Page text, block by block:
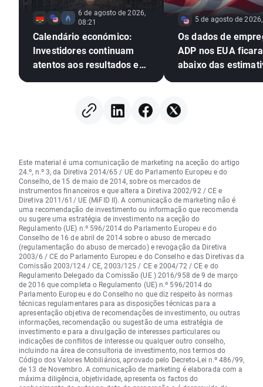
6 de agosto de 2026,
08:21
Calendário económico:
Investidores continuam
atentos aos resultados em
5 de agosto de
Os dados de
ADP nos EUA
abaixo das
Este material é uma comunicação de marketing na aceção do artigo
24.º, n.º 3, da Diretiva 2014/65 / UE do Parlamento Europeu e do
Conselho, de 15 de maio de 2014, sobre os mercados de
instrumentos financeiros e que altera a Diretiva 2002/92 / CE e
Diretiva 2011/61/ UE (MiFID II). A comunicação de marketing não é
uma recomendação de investimento ou informação que recomenda
ou sugere uma estratégia de investimento na aceção do
Regulamento (UE) n.º 596/2014 do Parlamento Europeu e do
Conselho de 16 de abril de 2014 sobre o abuso de mercado
(regulamentação do abuso de mercado) e revogação da Diretiva
2003/6 / CE do Parlamento Europeu e do Conselho e das Diretivas da
Comissão 2003/124 / CE, 2003/125 / CE e 2004/72 / CE e do
Regulamento Delegado da Comissão (UE ) 2016/958 de 9 de março
de 2016 que completa o Regulamento (UE) n.º 596/2014 do
Parlamento Europeu e do Conselho no que diz respeito às normas
técnicas regulamentares para as disposições técnicas para a
apresentação objetiva de recomendações de investimento, ou outras
informações, recomendação ou sugestão de uma estratégia de
investimento e para a divulgação de interesses particulares ou
indicações de conflitos de interesse ou qualquer outro conselho,
incluindo na área de consultoria de investimento, nos termos do
Código dos Valores Mobiliários, aprovado pelo Decreto-Lei n.º 486/99,
de 13 de Novembro. A comunicação de marketing é elaborada com a
máxima diligência, objetividade, apresenta os factos do